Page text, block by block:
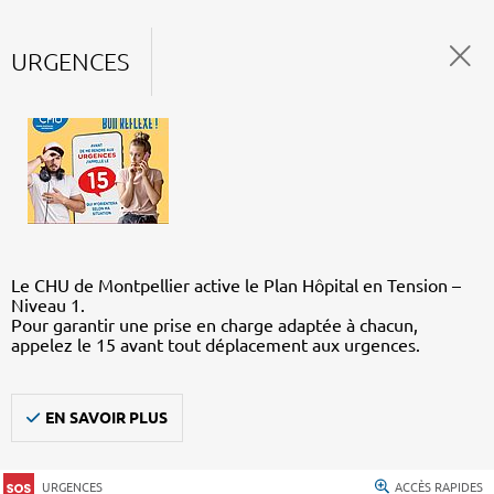
URGENCES
Le CHU de Montpellier active le Plan Hôpital en Tension –
Niveau 1.
Pour garantir une prise en charge adaptée à chacun,
appelez le 15 avant tout déplacement aux urgences.
EN SAVOIR PLUS
URGENCES ACCÈS RAPIDES